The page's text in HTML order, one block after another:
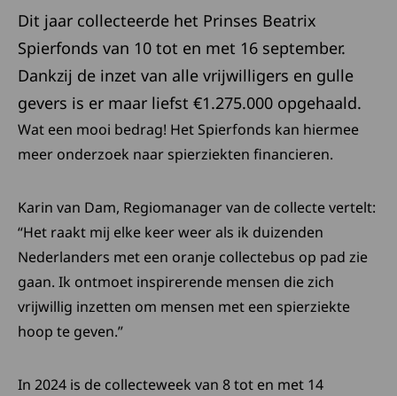
Dit jaar collecteerde het Prinses Beatrix
Spierfonds van 10 tot en met 16 september.
Dankzij de inzet van alle vrijwilligers en gulle
gevers is er maar liefst €1.275.000 opgehaald.
Wat een mooi bedrag! Het Spierfonds kan hiermee
meer onderzoek naar spierziekten financieren.
Karin van Dam, Regiomanager van de collecte vertelt:
“Het raakt mij elke keer weer als ik duizenden
Nederlanders met een oranje collectebus op pad zie
gaan. Ik ontmoet inspirerende mensen die zich
vrijwillig inzetten om mensen met een spierziekte
hoop te geven.”
In 2024 is de collecteweek van 8 tot en met 14